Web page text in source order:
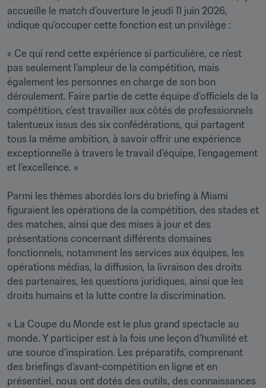
accueille le match d’ouverture le jeudi 11 juin 2026,
indique qu’occuper cette fonction est un privilège :
« Ce qui rend cette expérience si particulière, ce n’est
pas seulement l’ampleur de la compétition, mais
également les personnes en charge de son bon
déroulement. Faire partie de cette équipe d’officiels de la
compétition, c’est travailler aux côtés de professionnels
talentueux issus des six confédérations, qui partagent
tous la même ambition, à savoir offrir une expérience
exceptionnelle à travers le travail d’équipe, l’engagement
et l’excellence. »
Parmi les thèmes abordés lors du briefing à Miami
figuraient les opérations de la compétition, des stades et
des matches, ainsi que des mises à jour et des
présentations concernant différents domaines
fonctionnels, notamment les services aux équipes, les
opérations médias, la diffusion, la livraison des droits
des partenaires, les questions juridiques, ainsi que les
droits humains et la lutte contre la discrimination.
« La Coupe du Monde est le plus grand spectacle au
monde. Y participer est à la fois une leçon d’humilité et
une source d’inspiration. Les préparatifs, comprenant
des briefings d’avant-compétition en ligne et en
présentiel, nous ont dotés des outils, des connaissances